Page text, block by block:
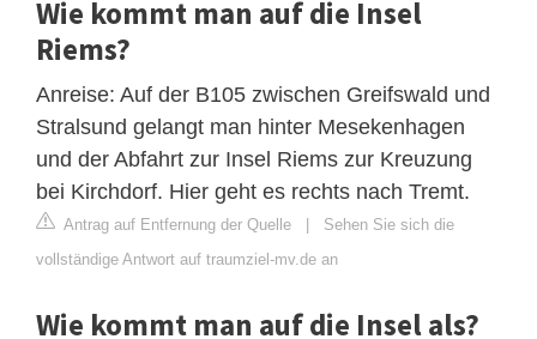
Wie kommt man auf die Insel
Riems?
Anreise: Auf der B105 zwischen Greifswald und
Stralsund gelangt man hinter Mesekenhagen
und der Abfahrt zur Insel Riems zur Kreuzung
bei Kirchdorf. Hier geht es rechts nach Tremt.
Antrag auf Entfernung der Quelle | Sehen Sie sich die
vollständige Antwort auf traumziel-mv.de an
Wie kommt man auf die Insel als?